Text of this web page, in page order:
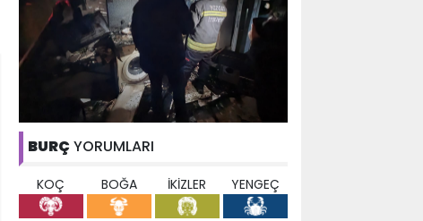
BURÇ YORUMLARI
KOÇ BOĞA İKİZLER YENGEÇ